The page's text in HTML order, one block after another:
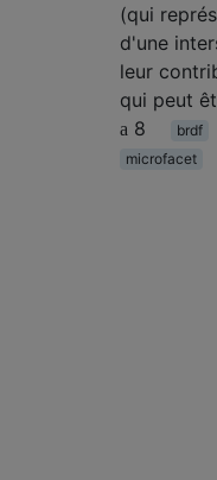
(qui
d'une
leur
qui peut
8
brdf
microfacet